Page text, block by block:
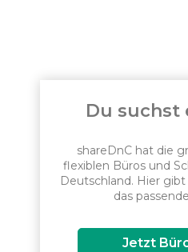
Du suchst
shareDnC hat die
flexiblen Büros und
Deutschland. Hier
das
Jetzt